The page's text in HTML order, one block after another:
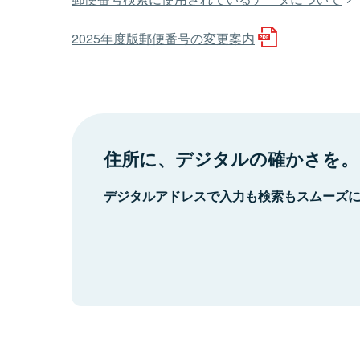
2025年度版郵便番号の変更案内
住所に、デジタルの確かさを。
デジタルアドレスで入力も検索もスムーズ